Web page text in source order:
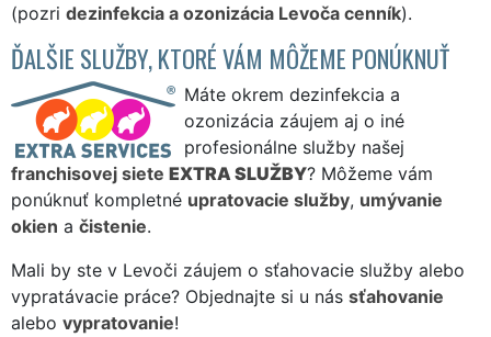
(pozri dezinfekcia a ozonizácia Levoča cenník).
ĎALŠIE SLUŽBY, KTORÉ VÁM MÔŽEME PONÚKNUŤ
Máte okrem dezinfekcia a
ozonizácia záujem aj o iné
profesionálne služby našej
franchisovej siete EXTRA SLUŽBY? Môžeme vám
ponúknuť kompletné upratovacie služby, umývanie
okien a čistenie.
Mali by ste v Levoči záujem o sťahovacie služby alebo
vypratávacie práce? Objednajte si u nás sťahovanie
alebo vypratovanie!